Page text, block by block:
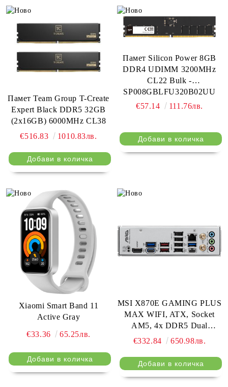
Памет Team Group T-Create
Expert Black DDR5 32GB
(2x16GB) 6000MHz CL38
€516.83
1010.83лв.
Памет Silicon Power 8GB
DDR4 UDIMM 3200MHz
CL22 Bulk -
SP008GBLFU320B02UU
€57.14
111.76лв.
Xiaomi Smart Band 11
Active Gray
€33.36 65.25лв.
MSI X870E GAMING PLUS
MAX WIFI, ATX, Socket
AM5, 4x DDR5 Dual
Channel DDR5 up to
slot, 3x M.2 slot, 4x USB
2.0, 2x USB 5Gbps, 2x USB
10Gbps, 1x 20Gbps Type-C,
€332.84 650.98лв.